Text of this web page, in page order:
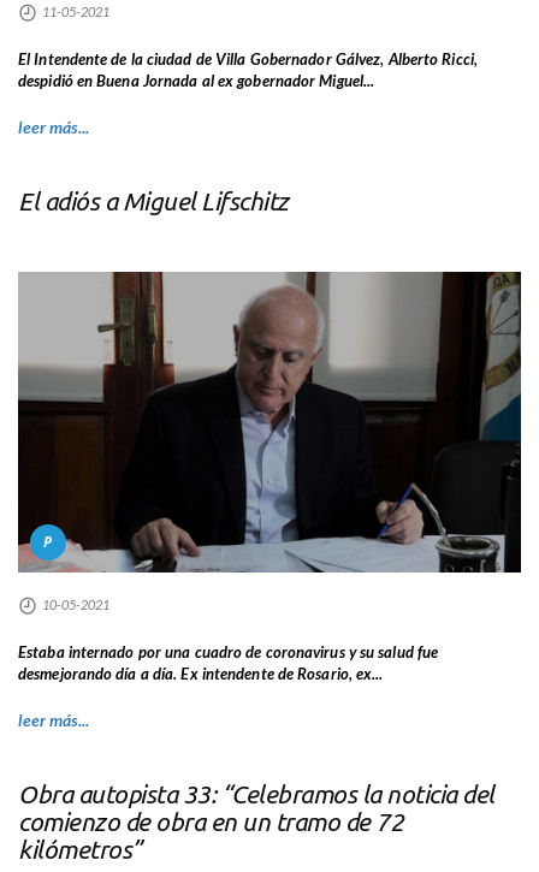
11-05-2021
El Intendente de la ciudad de Villa Gobernador Gálvez, Alberto Ricci,
despidió en Buena Jornada al ex gobernador Miguel...
leer más...
El adiós a Miguel Lifschitz
P
10-05-2021
Estaba internado por una cuadro de coronavirus y su salud fue
desmejorando día a día. Ex intendente de Rosario, ex...
leer más...
Obra autopista 33: “Celebramos la noticia del
comienzo de obra en un tramo de 72
kilómetros”